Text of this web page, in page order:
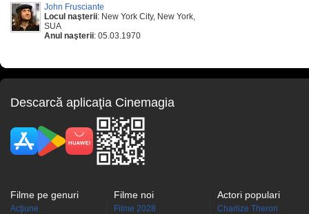
John Frusciante
Locul naşterii: New York City, New York,
SUA
Anul naşterii: 05.03.1970
Descarcă aplicaţia Cinemagia
Filme pe genuri
Acţiune
Filme noi
Filme 2028
Actori populari
Charlize Theron